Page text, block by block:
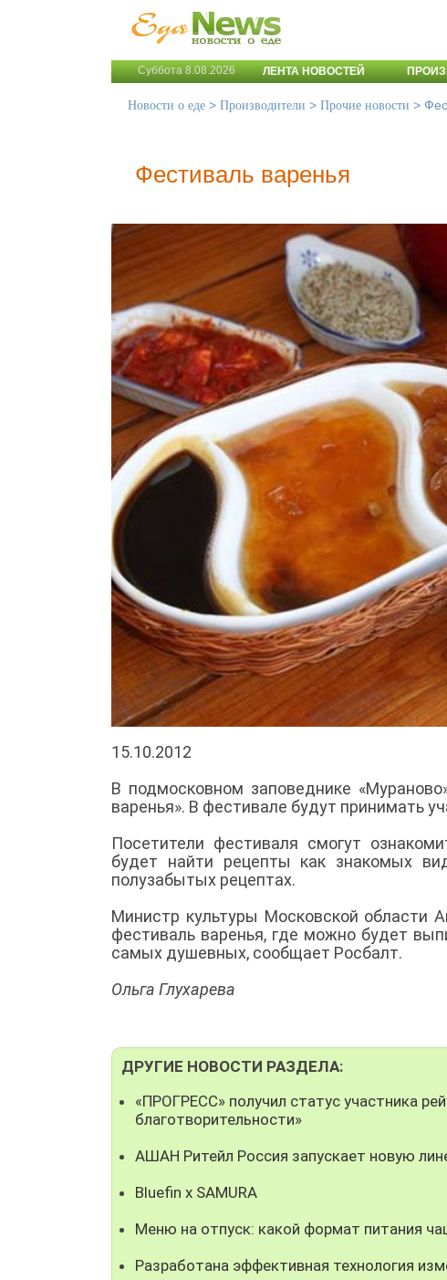
Суббота 8.08.2026 ЛЕНТА НОВОСТЕЙ
Новости о еде > Производители > Прочие новости >
Фестиваль варенья
15.10.2012
В подмосковном заповеднике
варенья». В фестивале будут принимать
Посетители фестиваля смогут
будет найти рецепты как знакомых
полузабытых рецептах.
Министр культуры Московской области
фестиваль варенья, где можно будет
самых душевных, сообщает Росбалт.
Ольга Глухарева
ДРУГИЕ НОВОСТИ РАЗДЕЛА:
«ПРОГРЕСС» получил статус участника
благотворительности»
АШАН Ритейл Россия запускает новую
Bluefin x SAMURA
Меню на отпуск: какой формат питания
Разработана эффективная технология